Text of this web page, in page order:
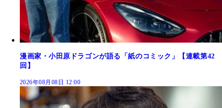
漫画家・小田原ドラゴンが語る「紙のコミック」【連載第42
回】
2026年08月08日 12:00